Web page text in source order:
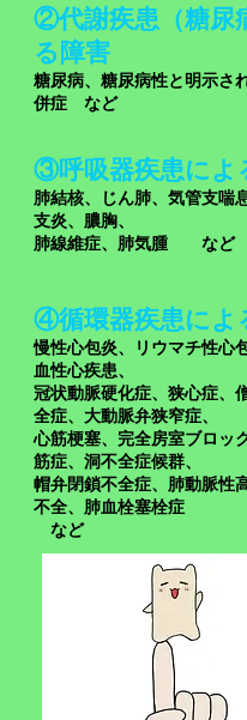
②代謝疾患（糖尿
る障害
糖尿病、糖尿病性と明示さ
併症 など
③呼吸器疾患によ
肺結核、じん肺、気管支喘
支炎、膿胸、
肺線維症、肺気腫 など
④循環器疾患によ
慢性心包炎、リウマチ性心
血性心疾患、
冠状動脈硬化症、狭心症、
全症、大動脈弁狭窄症、
心筋梗塞、完全房室ブロッ
筋症、洞不全症候群、
帽弁閉鎖不全症、肺動脈性
不全、肺血栓塞栓症
など